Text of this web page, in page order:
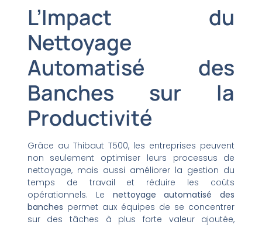
L’Impact du
Nettoyage
Automatisé des
Banches sur la
Productivité
Grâce au Thibaut T500, les entreprises peuvent
non seulement optimiser leurs processus de
nettoyage, mais aussi améliorer la gestion du
temps de travail et réduire les coûts
opérationnels. Le nettoyage automatisé des
banches permet aux équipes de se concentrer
sur des tâches à plus forte valeur ajoutée,